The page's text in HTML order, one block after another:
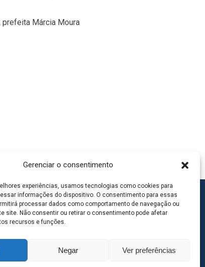
Gerenciar o consentimento
experiências, usamos tecnologias como cookies para
informações do dispositivo. O consentimento para essas
processar dados como comportamento de navegação ou
site. Não consentir ou retirar o consentimento pode afetar
recursos e funções.
Negar Ver preferências
Márcia Moura